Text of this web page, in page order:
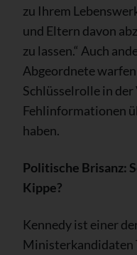
zu Ihrem
und Eltern davon
zu lassen.“ Auch
Abgeordnete
Schlüsselrolle in
Fehlinformationen
haben.
Politische Brisanz:
Kippe?
Kennedy ist einer
Ministerkandidaten